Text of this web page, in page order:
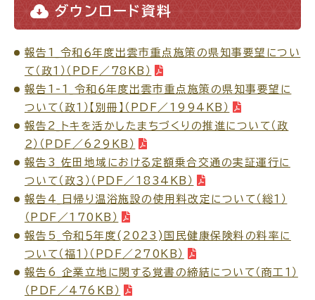
電子申請・手続きガ
防災情報サイト
出雲市総合振興計画
市役所へのアクセス
各課へのお問い合わせ
ダウンロード資料
報告1_令和６年度出雲市重点施策の県知事要望につい
て（政１）（PDF／78KB）
報告1-1_令和６年度出雲市重点施策の県知事要望に
ついて（政１）【別冊】（PDF／1994KB）
報告2_トキを活かしたまちづくりの推進について（政
２）（PDF／629KB）
報告3_佐田地域における定額乗合交通の実証運行に
ついて（政３）（PDF／1834KB）
報告4_日帰り温浴施設の使用料改定について（総１）
（PDF／170KB）
報告5_令和５年度(2023)国民健康保険料の料率に
ついて（福１）（PDF／270KB）
報告6_企業立地に関する覚書の締結について（商工１）
（PDF／476KB）